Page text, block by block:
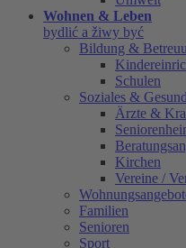
Wohnen & Leben
bydlić a žiwy być
Bildung &
Schulen
Soziales &
Ärzte &
Kirchen
Vereine /
Familien
Senioren
Sport